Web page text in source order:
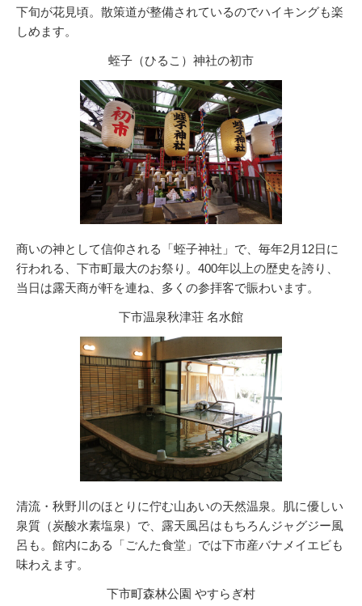
下旬が花見頃。散策道が整備されているのでハイキングも楽
しめます。
蛭子（ひるこ）神社の初市
商いの神として信仰される「蛭子神社」で、毎年2月12日に
行われる、下市町最大のお祭り。400年以上の歴史を誇り、
当日は露天商が軒を連ね、多くの参拝客で賑わいます。
下市温泉秋津荘 名水館
清流・秋野川のほとりに佇む山あいの天然温泉。肌に優しい
泉質（炭酸水素塩泉）で、露天風呂はもちろんジャグジー風
呂も。館内にある「ごんた食堂」では下市産バナメイエビも
味わえます。
下市町森林公園 やすらぎ村